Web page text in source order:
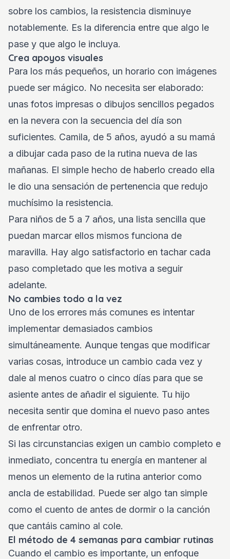
sobre los cambios, la resistencia disminuye
notablemente. Es la diferencia entre que algo le
pase y que algo le incluya.
Crea apoyos visuales
Para los más pequeños, un horario con imágenes
puede ser mágico. No necesita ser elaborado:
unas fotos impresas o dibujos sencillos pegados
en la nevera con la secuencia del día son
suficientes. Camila, de 5 años, ayudó a su mamá
a dibujar cada paso de la rutina nueva de las
mañanas. El simple hecho de haberlo creado ella
le dio una sensación de pertenencia que redujo
muchísimo la resistencia.
Para niños de 5 a 7 años, una lista sencilla que
puedan marcar ellos mismos funciona de
maravilla. Hay algo satisfactorio en tachar cada
paso completado que les motiva a seguir
adelante.
No cambies todo a la vez
Uno de los errores más comunes es intentar
implementar demasiados cambios
simultáneamente. Aunque tengas que modificar
varias cosas, introduce un cambio cada vez y
dale al menos cuatro o cinco días para que se
asiente antes de añadir el siguiente. Tu hijo
necesita sentir que domina el nuevo paso antes
de enfrentar otro.
Si las circunstancias exigen un cambio completo e
inmediato, concentra tu energía en mantener al
menos un elemento de la rutina anterior como
ancla de estabilidad. Puede ser algo tan simple
como el cuento de antes de dormir o la canción
que cantáis camino al cole.
El método de 4 semanas para cambiar rutinas
Cuando el cambio es importante, un enfoque